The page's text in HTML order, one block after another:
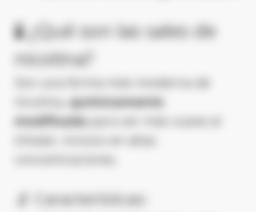
🧪 ¿Qué son las sales de
nicotina?
Son una forma más moderna de
químicamente
modificada para ser más suave al
🔬 Características: